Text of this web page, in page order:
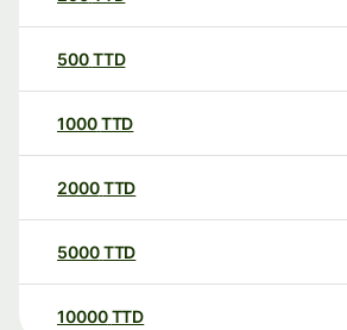
500TTD
1000TTD
2000TTD
5000TTD
10000 TTD